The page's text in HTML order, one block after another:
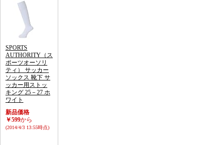
SPORTS
AUTHORITY（ス
ポーツオーソリ
ティ） サッカー
ソックス 靴下 サ
ッカー用ストッ
キング 25－27 ホ
ワイト
新品価格
￥599から
(2014/4/3 13:55時点)